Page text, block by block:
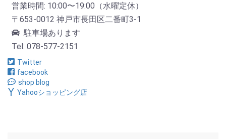
営業時間: 10:00〜19:00（水曜定休）
〒653-0012 神戸市長田区二番町3-1
駐車場あります
Tel: 078-577-2151
Twitter
facebook
shop blog
Yahooショッピング店